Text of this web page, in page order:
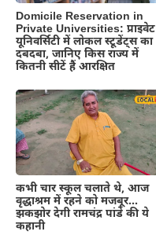
Domicile Reservation in
Private Universities: प्राइवेट
यूनिवर्सिटी में लोकल स्टूडेंट्स का
दबदबा, जानिए किस राज्य में
कितनी सीटें हैं आरक्षित
कभी चार स्कूल चलाते थे, आज
वृद्धाश्रम में रहने को मजबूर…
झकझोर देगी रामचंद्र पांडे की ये
कहानी